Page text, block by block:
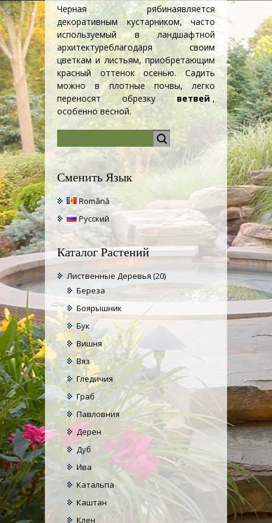
Черная рябинаявляется
декоративным кустарником, часто
используемый вландшафтной
архитектуреблагодаря своим
цветкам и листьям, приобретающим
красный оттенок осенью. Садить
можно в плотные почвы, легко
переносят обрезкуветвей ,
особенно весной.
Сменить Язык
Română
Русский
Каталог Растений
Лиственные Деревья (20)
Береза
Боярышник
Бук
Вишня
Вяз
Гледичия
Граб
Павловния
Дерен
Дуб
Ива
Катальпа
Каштан
Клен